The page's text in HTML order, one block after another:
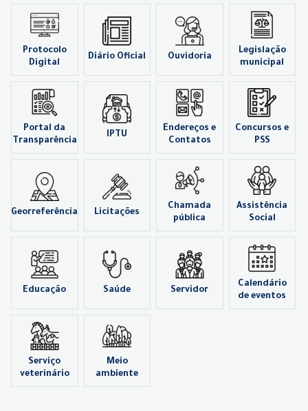
Protocolo
Digital
Diário Oficial Ouvidoria
Legislação
municipal
Portal da
Transparência
IPTU
Endereços e
Contatos
Concursos e
PSS
Georreferência Licitações
Chamada
pública
Assistência
Social
Educação Saúde Servidor
Calendário
de eventos
Serviço
veterinário
Meio
ambiente